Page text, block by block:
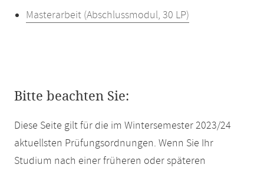
Masterarbeit (Abschlussmodul, 30 LP)
Bitte beachten Sie:
Diese Seite gilt für die im Wintersemester 2023/24
aktuellsten Prüfungsordnungen. Wenn Sie Ihr
Studium nach einer früheren oder späteren